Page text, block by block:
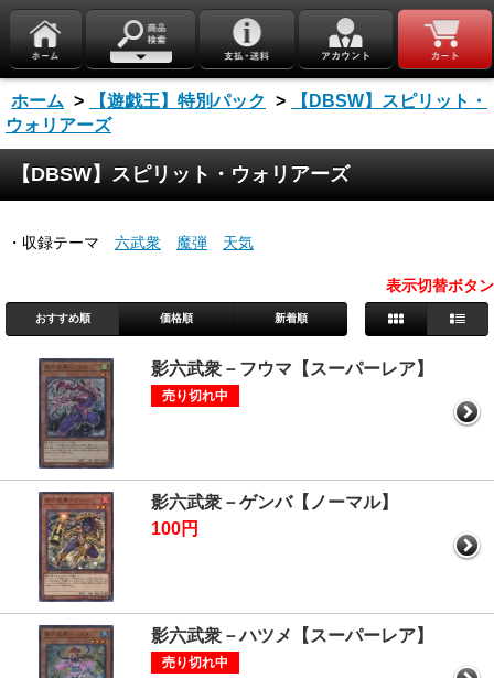
ホーム > 【遊戯王】特別パック >
【DBSW】スピリット・
ウォリアーズ
【DBSW】スピリット・ウォリアーズ
・収録テーマ 六武衆 魔弾 天気
表示切替ボタン
おすすめ順 価格順 新着順
影六武衆－フウマ【スーパーレア】
売り切れ中
影六武衆－ゲンバ【ノーマル】
100円
影六武衆－ハツメ【スーパーレア】
売り切れ中